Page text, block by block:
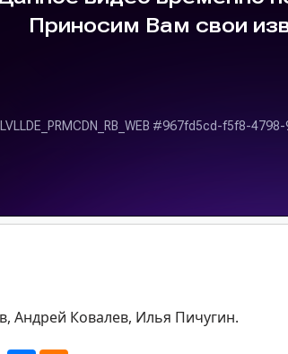
Андрей Ковалев, Илья Пичугин.